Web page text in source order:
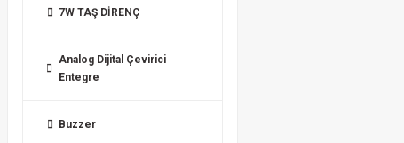
7W TAŞ DİRENÇ
Analog Dijital Çevirici
Entegre
Buzzer